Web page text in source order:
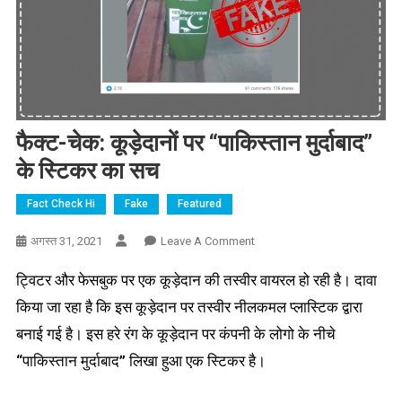
फैक्ट-चेक: कूड़ेदानों पर “पाकिस्तान मुर्दाबाद”
के स्टिकर का सच
Fact Check Hi Fake Featured
अगस्त 31, 2021 Leave A CommentOn
चेक:
कूड़ेदानों
“पाकिस्तान
मुर्दाबाद”
ट्विटर और फेसबुक पर एक कूड़ेदान की तस्वीर वायरल हो रही है। दावा
किया जा रहा है कि इस कूड़ेदान पर तस्वीर नीलकमल प्लास्टिक द्वारा
बनाई गई है। इस हरे रंग के कूड़ेदान पर कंपनी के लोगो के नीचे
“पाकिस्तान मुर्दाबाद” लिखा हुआ एक स्टिकर है।